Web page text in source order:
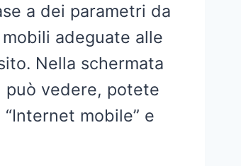
a dei parametri da
adeguate alle
Nella schermata
può vedere, potete
mobile” e